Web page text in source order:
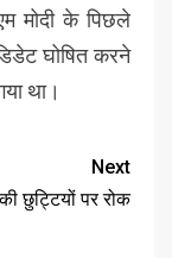
मोदी के पिछले
घोषित करने
था।
Next
छुट्टियों पर रोक